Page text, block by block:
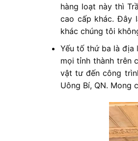
hàng loạt này thì
cao cấp khác. Đây
khác chúng tôi
Yếu tố thứ ba là địa
mọi tỉnh thành trên
vật tư đến công
Uông Bí, QN. Mong